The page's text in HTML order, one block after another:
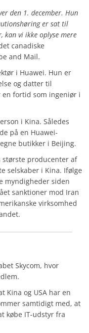
den 1. december. Hun
er sat til
kan vi ikke oplyse mere
canadiske
and Mail.
i Huawei. Hun er
og datter til
fortid som ingeniør i
i Kina. Således
på en Huawei-
butikker i Beijing.
producenter af
selskaber i Kina. Ifølge
myndigheder siden
sanktioner mod Iran
virksomhed
Skycom, hvor
Kina og USA har en
samtidigt med, at
købe IT-udstyr fra